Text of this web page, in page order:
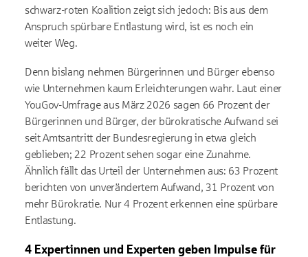
schwarz-roten Koalition zeigt sich jedoch: Bis aus dem
Anspruch spürbare Entlastung wird, ist es noch ein
weiter Weg.
Denn bislang nehmen Bürgerinnen und Bürger ebenso
wie Unternehmen kaum Erleichterungen wahr. Laut einer
YouGov-Umfrage aus März 2026 sagen 66 Prozent der
Bürgerinnen und Bürger, der bürokratische Aufwand sei
seit Amtsantritt der Bundesregierung in etwa gleich
geblieben; 22 Prozent sehen sogar eine Zunahme.
Ähnlich fällt das Urteil der Unternehmen aus: 63 Prozent
berichten von unverändertem Aufwand, 31 Prozent von
mehr Bürokratie. Nur 4 Prozent erkennen eine spürbare
Entlastung.
4 Expertinnen und Experten geben Impulse für